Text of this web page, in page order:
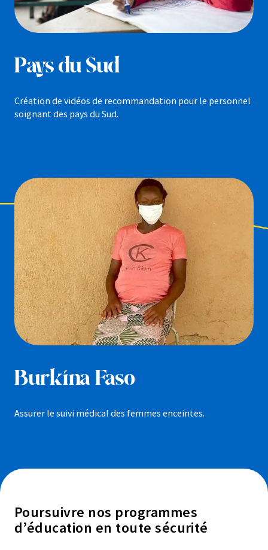
Pays du Sud
Création de vidéos de recommandation pour le personnel
soignant des pays du Sud.
Burkina Faso
Assurer le suivi médical des femmes enceintes.
Poursuivre nos programmes
d’éducation en toute sécurité